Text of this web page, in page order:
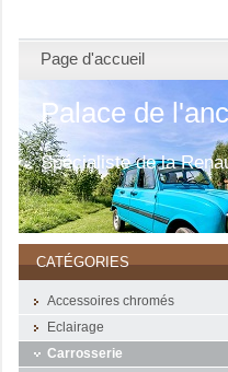
Page d'accueil
Palace de
Spécialiste de la
CATÉGORIES
Accessoires chromés
Eclairage
Carrosserie